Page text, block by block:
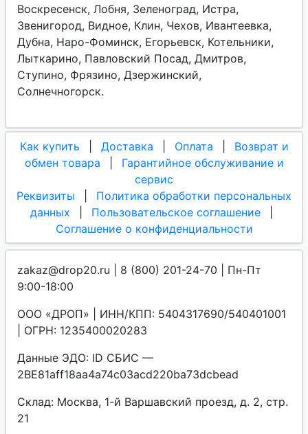
Воскресенск, Лобня, Зеленоград, Истра,
Звенигород, Видное, Клин, Чехов, Ивантеевка,
Дубна, Наро-Фоминск, Егорьевск, Котельники,
Лыткарино, Павловский Посад, Дмитров,
Ступино, Фрязино, Дзержинский,
Солнечногорск.
Как купить Доставка Оплата
Возврат и
обмен товара
Гарантийное обслуживание и
сервис
Реквизиты
Политика обработки персональных
данных
Пользовательское соглашение
Соглашение о конфиденциальности
zakaz@drop20.ru | 8 (800) 201-24-70 | Пн-Пт
9:00-18:00
ООО «ДРОП» | ИНН/КПП: 5404317690/540401001
| ОГРН: 1235400020283
Данные ЭДО: ID СБИС —
2BE81aff18aa4a74c03acd220ba73dcbead
Склад: Москва, 1-й Варшавский проезд, д. 2, стр.
21